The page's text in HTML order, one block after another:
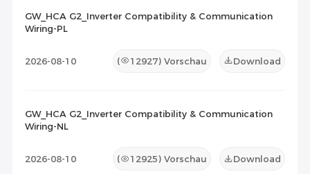
GW_HCA G2_Inverter Compatibility & Communication
Wiring-PL
2026-08-10 ( 12927) Vorschau Download
GW_HCA G2_Inverter Compatibility & Communication
Wiring-NL
2026-08-10 ( 12925) Vorschau Download